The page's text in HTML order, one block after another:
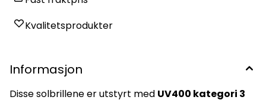
Kvalitetsprodukter
Informasjon
Disse solbrillene er utstyrt med UV400 kategori 3